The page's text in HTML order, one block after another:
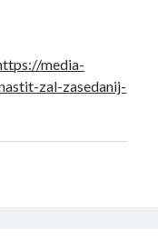
media-
zal-zasedanij-